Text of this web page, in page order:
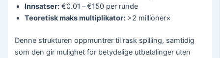
Innsatser: €0.01 – €150 per runde
Teoretisk maks multiplikator: >2 millioner×
Denne strukturen oppmuntrer til rask spilling, samtidig
som den gir mulighet for betydelige utbetalinger uten